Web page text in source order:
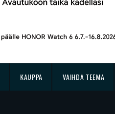
KAUPPA VAIHDA TEEMA